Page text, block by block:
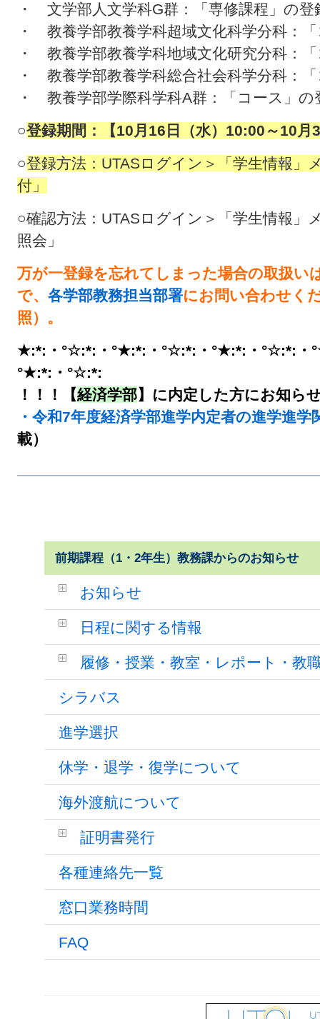
・ 文学部人文学科G群：「専修課程」の登
・ 教養学部教養学科超域文化科学分科：
・ 教養学部教養学科地域文化研究分科：
・ 教養学部教養学科総合社会科学分科：
・ 教養学部学際科学科A群：「コース」の
○登録期間：【10月16日（水）10:00～10
○登録方法：UTASログイン＞「学生情報」
付」
○確認方法：UTASログイン＞「学生情報」
照会」
万が一登録を忘れてしまった場合の取扱い
で、 各学部教務担当部署にお問い合わせく
照）。
★:*:・°☆:*:・°★:*:・°☆:*:・°★:*:・°☆:*:・
°★:*:・°☆:*:
！！！【経済学部】に内定した方にお知ら
・令和7年度経済学部進学内定者の進学進
載）
前期課程（1・2年生）教務課からのお知らせ
お知らせ
日程に関する情報
履修・授業・教室・レポート・教
シラバス
進学選択
休学・退学・復学について
海外渡航について
証明書発行
各種連絡先一覧
窓口業務時間
FAQ